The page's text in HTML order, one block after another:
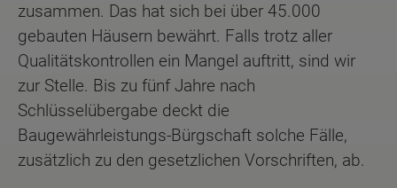
zusammen. Das hat sich bei über 45.000
gebauten Häusern bewährt. Falls trotz aller
Qualitätskontrollen ein Mangel auftritt, sind wir
zur Stelle. Bis zu fünf Jahre nach
Schlüsselübergabe deckt die
Baugewährleistungs-Bürgschaft solche Fälle,
zusätzlich zu den gesetzlichen Vorschriften, ab.